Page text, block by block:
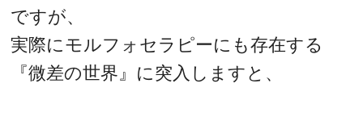
ですが、
実際にモルフォセラピーにも存在する
『微差の世界』に突入しますと、